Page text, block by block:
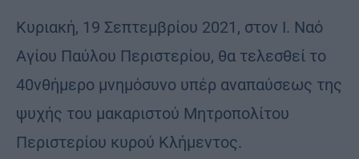
Κυριακή, 19 Σεπτεμβρίου 2021, στον Ι. Ναό
Αγίου Παύλου Περιστερίου, θα τελεσθεί το
40νθήμερο μνημόσυνο υπέρ αναπαύσεως της
ψυχής του μακαριστού Μητροπολίτου
Περιστερίου κυρού Κλήμεντος.